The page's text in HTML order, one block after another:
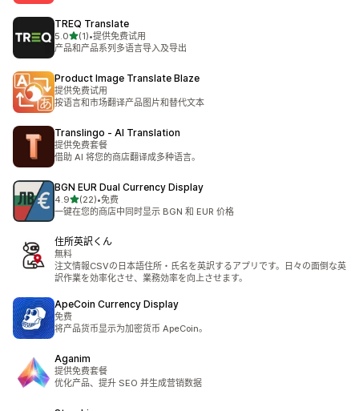
TREQ Translate
5.0星（满分 5 星）
(1)
总共 1 条评论
•提供免费试用
产品和产品系列多语言导入及导出
Product Image Translate Blaze
提供免费试用
按语言和市场翻译产品图片和替代文本
Translingo ‑ AI Translation
提供免费套餐
借助 AI 将您的商店翻译成多种语言。
BGN EUR Dual Currency Display
4.9星（满分 5 星）
(22)
总共 22 条评论
•免费
一键在您的商店中同时显示 BGN 和 EUR 价格
住所英訳くん
無料
注文情報CSVの日本語住所・氏名を英訳するアプリです。日々の面倒な英
訳作業を効率化させ、業務効率を向上させます。
ApeCoin Currency Display
免费
将产品货币显示为加密货币 ApeCoin。
Aganim
提供免费套餐
优化产品、提升 SEO 并生成营销数据